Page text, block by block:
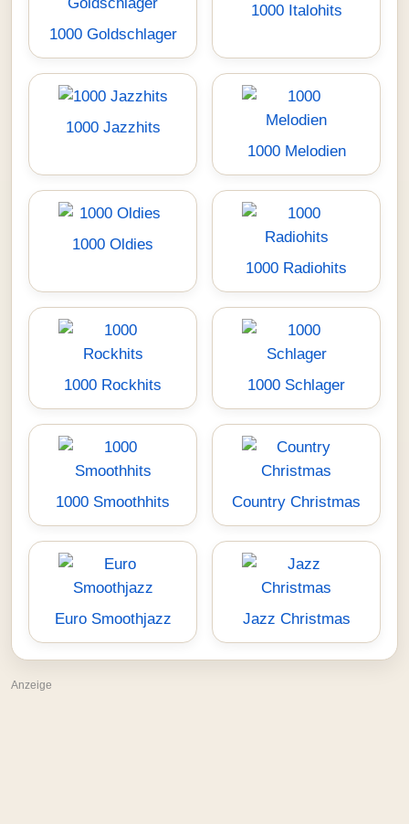
1000 Goldschlager
1000 Italohits
1000 Jazzhits
1000 Melodien
1000 Oldies
1000 Radiohits
1000 Rockhits 1000 Schlager
1000 Smoothhits Country Christmas
Euro Smoothjazz Jazz Christmas
Anzeige